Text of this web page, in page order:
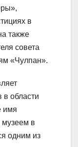
в
также
совета
«Чулпан».
в области
имя
музеем в
одним из